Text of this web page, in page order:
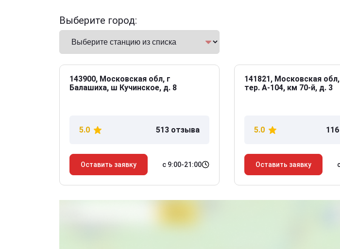
Выберите город:
143900, Московская обл, г
Балашиха, ш Кучинское, д. 8
5.0 513 отзыва
Оставить заявку с 9:00-21:00
141821, Московская
тер. А-104, км 70-й, д. 3
5.0
Оставить заявку